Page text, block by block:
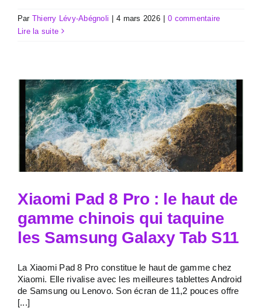
Par Thierry Lévy-Abégnoli 4 mars 2026
0 commentaire
Lire la suite
Xiaomi Pad 8 Pro : le haut de
gamme chinois qui taquine
les Samsung Galaxy Tab S11
La Xiaomi Pad 8 Pro constitue le haut de gamme chez
Xiaomi. Elle rivalise avec les meilleures tablettes Android
de Samsung ou Lenovo. Son écran de 11,2 pouces offre
[...]